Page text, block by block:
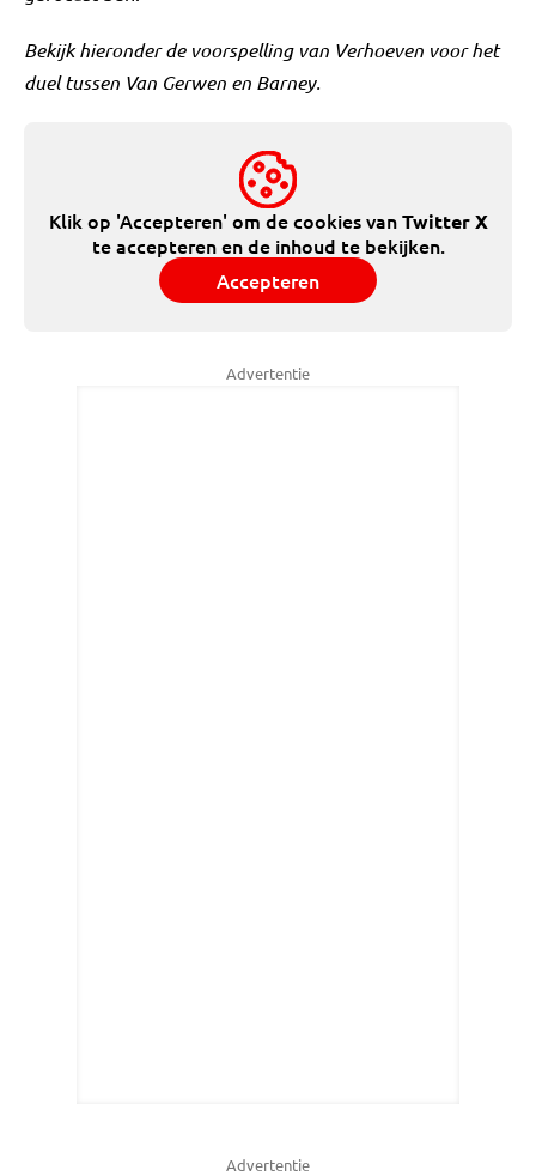
Bekijk hieronder de voorspelling van Verhoeven voor het
duel tussen Van Gerwen en Barney.
Klik op 'Accepteren' om de cookies vanTwitter X
te accepteren en de inhoud te bekijken.
Accepteren
Advertentie
Advertentie